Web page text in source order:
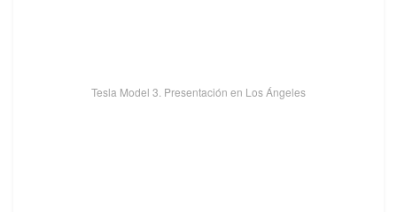
Tesla Model 3. Presentación en Los Ángeles